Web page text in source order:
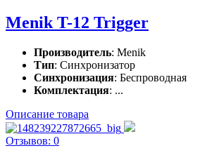
Menik T-12 Trigger
Производитель: Menik
Тип: Синхронизатор
Синхронизация: Беспроводная
Комплектация: ...
Описание товара
Отзывов: 0